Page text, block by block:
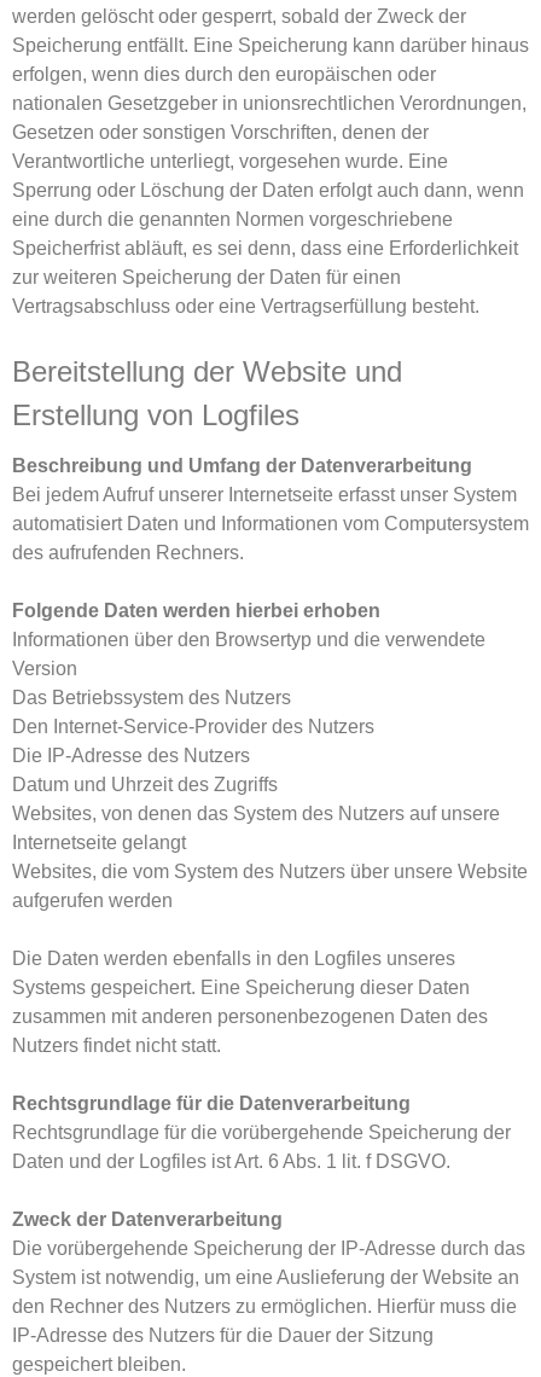
werden gelöscht oder gesperrt, sobald der Zweck der
Speicherung entfällt. Eine Speicherung kann darüber hinaus
erfolgen, wenn dies durch den europäischen oder
nationalen Gesetzgeber in unionsrechtlichen Verordnungen,
Gesetzen oder sonstigen Vorschriften, denen der
Verantwortliche unterliegt, vorgesehen wurde. Eine
Sperrung oder Löschung der Daten erfolgt auch dann, wenn
eine durch die genannten Normen vorgeschriebene
Speicherfrist abläuft, es sei denn, dass eine Erforderlichkeit
zur weiteren Speicherung der Daten für einen
Vertragsabschluss oder eine Vertragserfüllung besteht.
Bereitstellung der Website und
Erstellung von Logfiles
Beschreibung und Umfang der Datenverarbeitung
Bei jedem Aufruf unserer Internetseite erfasst unser System
automatisiert Daten und Informationen vom Computersystem
des aufrufenden Rechners.
Folgende Daten werden hierbei erhoben
Informationen über den Browsertyp und die verwendete
Version
Das Betriebssystem des Nutzers
Den Internet-Service-Provider des Nutzers
Die IP-Adresse des Nutzers
Datum und Uhrzeit des Zugriffs
Websites, von denen das System des Nutzers auf unsere
Internetseite gelangt
Websites, die vom System des Nutzers über unsere Website
aufgerufen werden
Die Daten werden ebenfalls in den Logfiles unseres
Systems gespeichert. Eine Speicherung dieser Daten
zusammen mit anderen personenbezogenen Daten des
Nutzers findet nicht statt.
Rechtsgrundlage für die Datenverarbeitung
Rechtsgrundlage für die vorübergehende Speicherung der
Daten und der Logfiles ist Art. 6 Abs. 1 lit. f DSGVO.
Zweck der Datenverarbeitung
Die vorübergehende Speicherung der IP-Adresse durch das
System ist notwendig, um eine Auslieferung der Website an
den Rechner des Nutzers zu ermöglichen. Hierfür muss die
IP-Adresse des Nutzers für die Dauer der Sitzung
gespeichert bleiben.